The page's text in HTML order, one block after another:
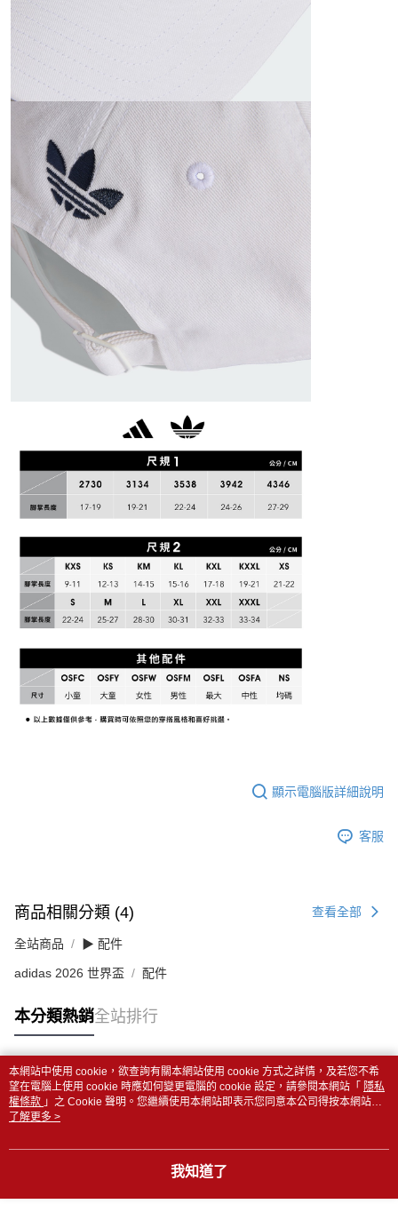
顯示電腦版詳細說明
客服
商品相關分類 (4) 查看全部
全站商品 ▶ 配件
adidas 2026 世界盃 配件
本分類熱銷全站排行
熱門標籤
本網站中使用 cookie，欲查詢有關本網站使用 cookie 方式之詳情，及若您不希
望在電腦上使用 cookie 時應如何變更電腦的 cookie 設定，請參閱本網站「 隱私
權條款 」之 Cookie 聲明。您繼續使用本網站即表示您同意本公司得按本網站使
用條款之 Cookie 聲明使用 cookie。
了解更多 >
我知道了